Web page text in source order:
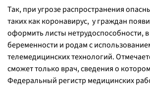
Так, при угрозе распространения
таких как коронавирус, у граждан
оформить листы нетрудоспособности,
беременности и родам с
телемедицинских технологий.
сможет только врач, сведения о
Федеральный регистр медицинских